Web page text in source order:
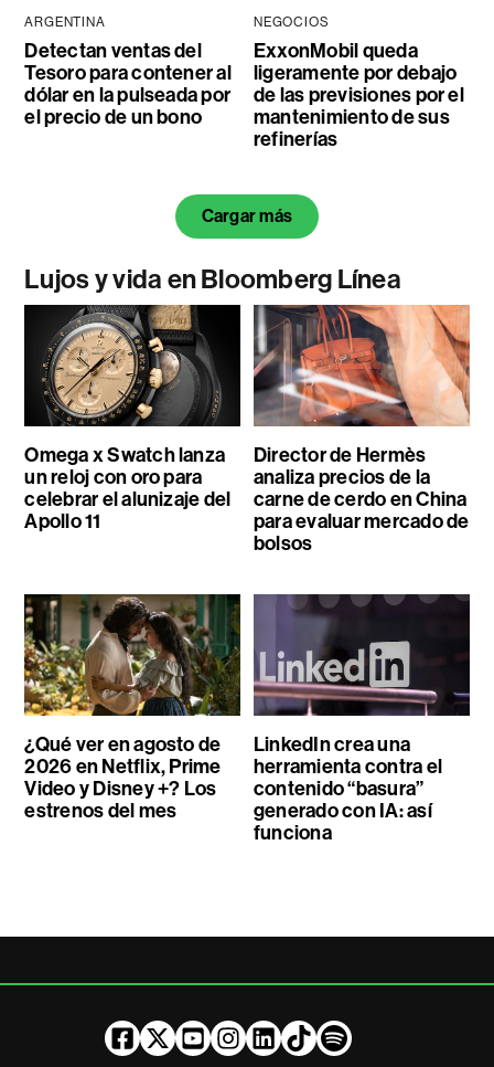
ARGENTINA
Detectan ventas del
Tesoro para contener al
dólar en la pulseada por
el precio de un bono
NEGOCIOS
ExxonMobil queda
ligeramente por debajo
de las previsiones por el
mantenimiento de sus
refinerías
Cargar más
Lujos y vida en Bloomberg Línea
Omega x Swatch lanza
un reloj con oro para
celebrar el alunizaje del
Apollo 11
Director de Hermès
analiza precios de la
carne de cerdo en China
para evaluar mercado de
bolsos
¿Qué ver en agosto de
2026 en Netflix, Prime
Video y Disney +? Los
estrenos del mes
LinkedIn crea una
herramienta contra el
contenido “basura”
generado con IA: así
funciona